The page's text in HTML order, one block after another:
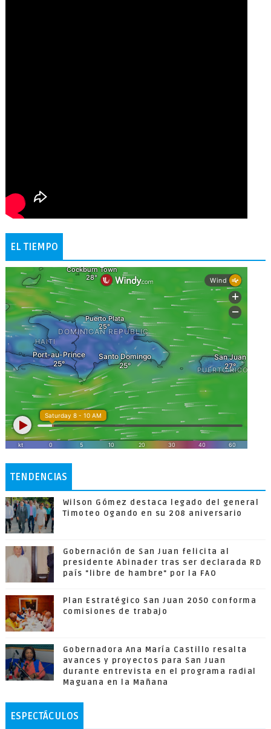
EL TIEMPO
TENDENCIAS
Wilson Gómez destaca legado del general
Timoteo Ogando en su 208 aniversario
Gobernación de San Juan felicita al
presidente Abinader tras ser declarada RD
país "libre de hambre" por la FAO
Plan Estratégico San Juan 2050 conforma
comisiones de trabajo
Gobernadora Ana María Castillo resalta
avances y proyectos para San Juan
durante entrevista en el programa radial
Maguana en la Mañana
ESPECTÁCULOS